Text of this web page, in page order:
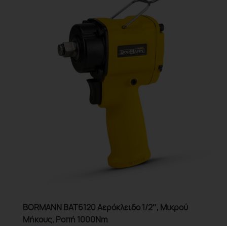
BORMANN BAT6120 Αερόκλειδο 1/2″, Μικρού
Μήκους, Ροπή 1000Nm